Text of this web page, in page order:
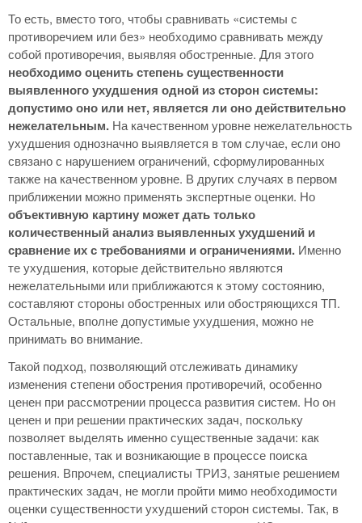
То есть, вместо того, чтобы сравнивать «системы с
противоречием или без» необходимо сравнивать между
собой противоречия, выявляя обостренные. Для этого
необходимо оценить степень существенности
выявленного ухудшения одной из сторон системы:
допустимо оно или нет, является ли оно действительно
нежелательным. На качественном уровне нежелательность
ухудшения однозначно выявляется в том случае, если оно
связано с нарушением ограничений, сформулированных
также на качественном уровне. В других случаях в первом
приближении можно применять экспертные оценки. Но
объективную картину может дать только
количественный анализ выявленных ухудшений и
сравнение их с требованиями и ограничениями. Именно
те ухудшения, которые действительно являются
нежелательными или приближаются к этому состоянию,
составляют стороны обостренных или обостряющихся ТП.
Остальные, вполне допустимые ухудшения, можно не
принимать во внимание.
Такой подход, позволяющий отслеживать динамику
изменения степени обострения противоречий, особенно
ценен при рассмотрении процесса развития систем. Но он
ценен и при решении практических задач, поскольку
позволяет выделять именно существенные задачи: как
поставленные, так и возникающие в процессе поиска
решения. Впрочем, специалисты ТРИЗ, занятые решением
практических задач, не могли пройти мимо необходимости
оценки существенности ухудшений сторон системы. Так, в